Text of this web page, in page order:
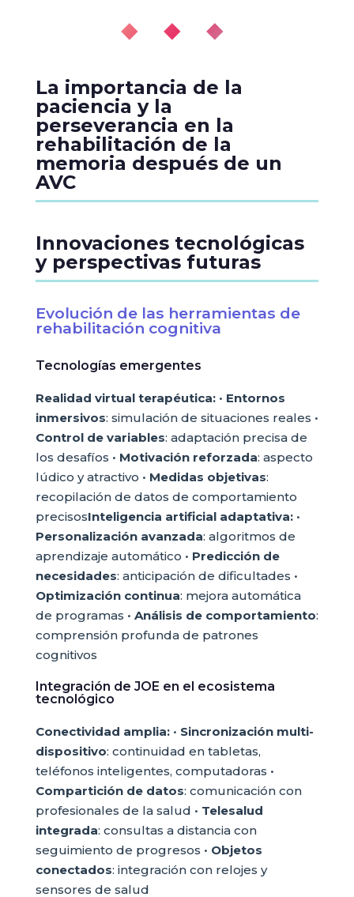
◆ ◆ ◆
La importancia de la
paciencia y la
perseverancia en la
rehabilitación de la
memoria después de un
AVC
Innovaciones tecnológicas
y perspectivas futuras
Evolución de las herramientas de
rehabilitación cognitiva
Tecnologías emergentes
Realidad virtual terapéutica:• Entornos
inmersivos: simulación de situaciones reales •
Control de variables: adaptación precisa de
los desafíos • Motivación reforzada: aspecto
lúdico y atractivo • Medidas objetivas:
recopilación de datos de comportamiento
precisosInteligencia artificial adaptativa:•
Personalización avanzada: algoritmos de
aprendizaje automático • Predicción de
necesidades: anticipación de dificultades •
Optimización continua: mejora automática
de programas • Análisis de comportamiento:
comprensión profunda de patrones
cognitivos
Integración de JOE en el ecosistema
tecnológico
Conectividad amplia:• Sincronización multi-
dispositivo: continuidad en tabletas,
teléfonos inteligentes, computadoras •
Compartición de datos: comunicación con
profesionales de la salud • Telesalud
integrada: consultas a distancia con
seguimiento de progresos • Objetos
conectados: integración con relojes y
sensores de salud